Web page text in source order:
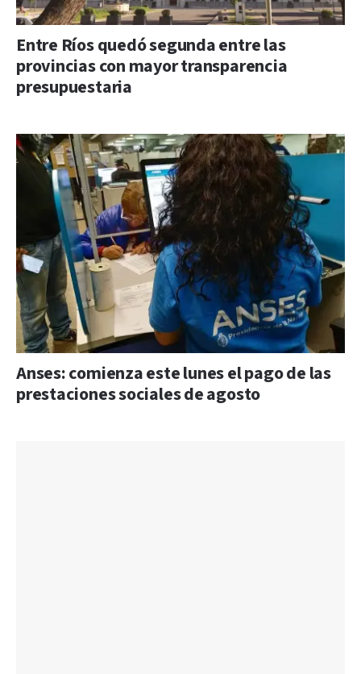
Entre Ríos quedó segunda entre las
provincias con mayor transparencia
presupuestaria
Anses: comienza este lunes el pago de las
prestaciones sociales de agosto